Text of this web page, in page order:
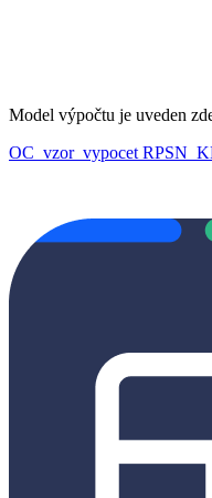
Model výpočtu je uveden
OC_vzor_vypocet